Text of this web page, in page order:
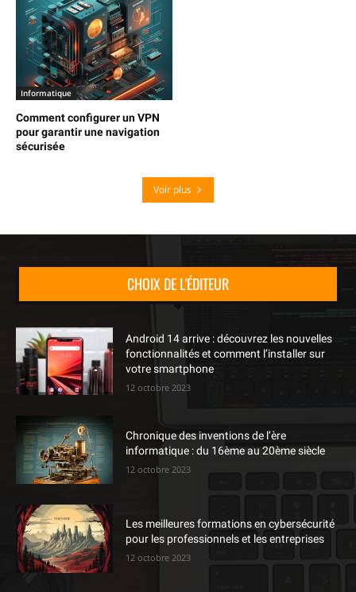
Informatique
Comment configurer un VPN
pour garantir une navigation
sécurisée
Voir plus
CHOIX DE L'ÉDITEUR
Android 14 arrive : découvrez les nouvelles
fonctionnalités et comment l’installer sur
votre smartphone
12 octobre 2023
Chronique des inventions de l’ère
informatique : du 16ème au 20ème siècle
12 octobre 2023
Les meilleures formations en cybersécurité
pour les professionnels et les entreprises
12 octobre 2023